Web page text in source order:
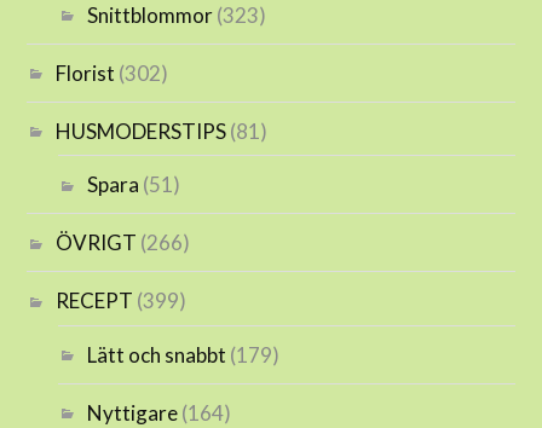
Snittblommor(323)
Florist (302)
HUSMODERSTIPS(81)
Spara (51)
ÖVRIGT (266)
RECEPT (399)
Lätt och snabbt (179)
Nyttigare(164)